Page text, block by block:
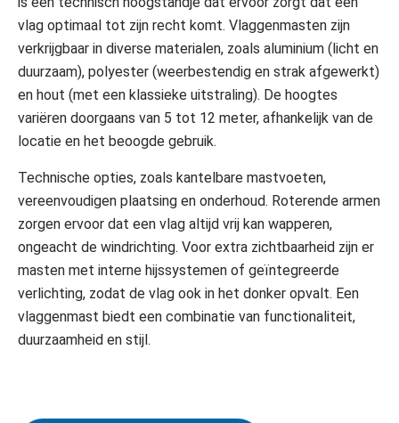
vlag optimaal tot zijn recht komt. Vlaggenmasten zijn
verkrijgbaar in diverse materialen, zoals aluminium (licht en
duurzaam), polyester (weerbestendig en strak afgewerkt)
en hout (met een klassieke uitstraling). De hoogtes
variëren doorgaans van 5 tot 12 meter, afhankelijk van de
locatie en het beoogde gebruik.
Technische opties, zoals kantelbare mastvoeten,
vereenvoudigen plaatsing en onderhoud. Roterende armen
zorgen ervoor dat een vlag altijd vrij kan wapperen,
ongeacht de windrichting. Voor extra zichtbaarheid zijn er
masten met interne hijssystemen of geïntegreerde
verlichting, zodat de vlag ook in het donker opvalt. Een
vlaggenmast biedt een combinatie van functionaliteit,
duurzaamheid en stijl.